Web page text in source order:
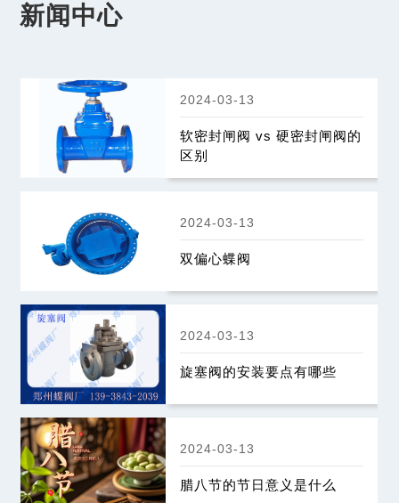
新闻中心
2024-03-13
软密封闸阀 vs 硬密封闸阀的
区别
2024-03-13
双偏心蝶阀
2024-03-13
旋塞阀的安装要点有哪些
2024-03-13
腊八节的节日意义是什么